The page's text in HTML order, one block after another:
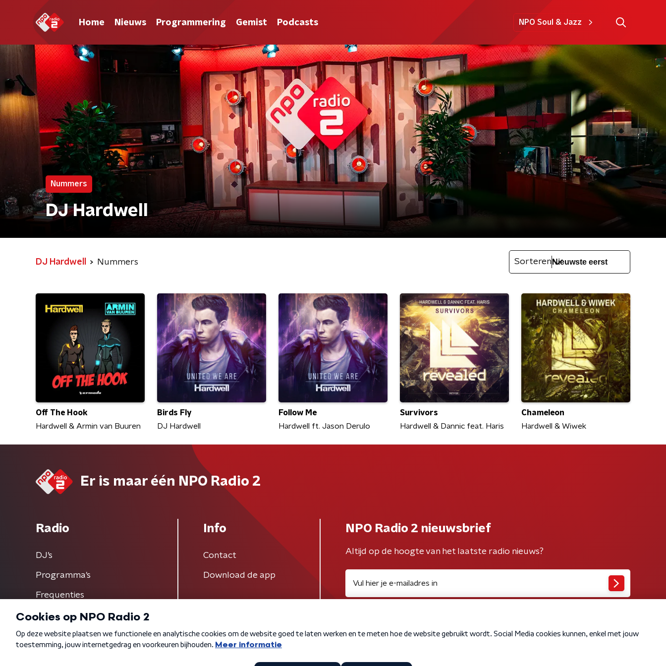
Home Nieuws Programmering Gemist Podcasts NPO Soul & Jazz
Nummers
DJ Hardwell
DJ Hardwell Nummers Sorteren
Off The Hook
Hardwell & Armin van Buuren
Birds Fly
DJ Hardwell
Follow Me
Hardwell ft. Jason Derulo
Survivors
Hardwell & Dannic feat. Haris
Chameleon
Hardwell & Wiwek
Er is maar één NPO Radio 2
Radio
DJ’s
Programma's
Frequenties
Info
Contact
Download de app
NPO Radio 2 nieuwsbrief
Altijd op de hoogte van het laatste radio nieuws?
Algemene voorwaarden Privacybeleid